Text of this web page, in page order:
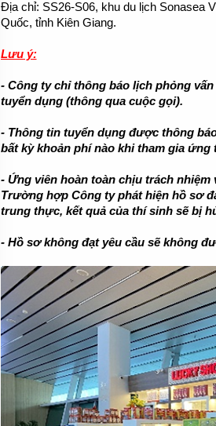
Địa chỉ: SS26-S06, khu du lịch Sonasea
Quốc, tỉnh Kiên Giang.
Lưu ý:
- Công ty chỉ thông báo lịch phỏng
tuyển dụng (thông qua cuộc gọi).
- Thông tin tuyển dụng được thông
bất kỳ khoản phí nào khi tham gia ứng
- Ứng viên hoàn toàn chịu trách
Trường hợp Công ty phát hiện hồ sơ
trung thực, kết quả của thí sinh sẽ bị
- Hồ sơ không đạt yêu cầu sẽ không